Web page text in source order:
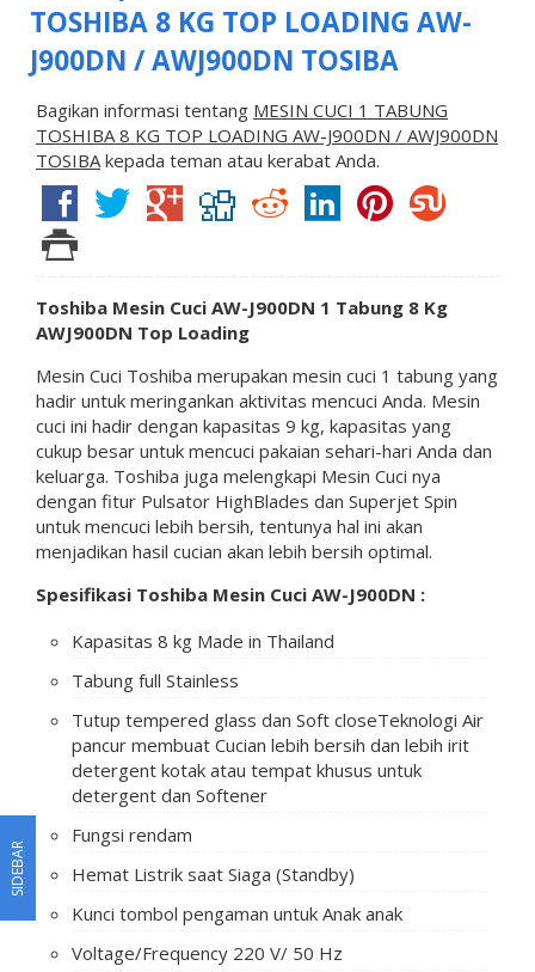
TOSHIBA 8 KG TOP LOADING AW-
J900DN / AWJ900DN TOSIBA
Bagikan informasi tentang MESIN CUCI 1 TABUNG
TOSHIBA 8 KG TOP LOADING AW-J900DN / AWJ900DN
TOSIBA kepada teman atau kerabat Anda.
Toshiba Mesin Cuci AW-J900DN 1 Tabung 8 Kg
AWJ900DN Top Loading
Mesin Cuci Toshiba merupakan mesin cuci 1 tabung yang
hadir untuk meringankan aktivitas mencuci Anda. Mesin
cuci ini hadir dengan kapasitas 9 kg, kapasitas yang
cukup besar untuk mencuci pakaian sehari-hari Anda dan
keluarga. Toshiba juga melengkapi Mesin Cuci nya
dengan fitur Pulsator HighBlades dan Superjet Spin
untuk mencuci lebih bersih, tentunya hal ini akan
menjadikan hasil cucian akan lebih bersih optimal.
Spesifikasi Toshiba Mesin Cuci AW-J900DN :
Kapasitas 8 kg Made in Thailand
Tabung full Stainless
Tutup tempered glass dan Soft closeTeknologi Air
pancur membuat Cucian lebih bersih dan lebih irit
detergent kotak atau tempat khusus untuk
detergent dan Softener
Fungsi rendam
Hemat Listrik saat Siaga (Standby)
Kunci tombol pengaman untuk Anak anak
Voltage/Frequency 220 V/ 50 Hz
SIDEBAR